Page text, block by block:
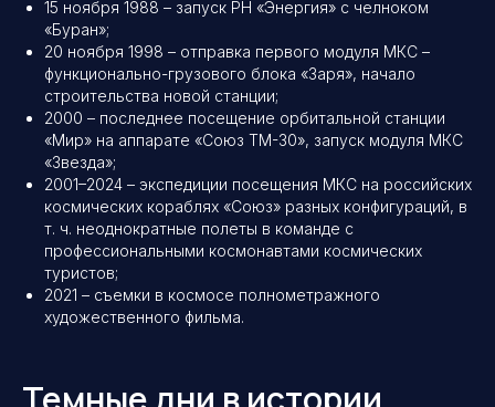
15 ноября 1988 – запуск РН «Энергия» с челноком
«Буран»;
20 ноября 1998 – отправка первого модуля МКС –
функционально-грузового блока «Заря», начало
строительства новой станции;
2000 – последнее посещение орбитальной станции
«Мир» на аппарате «Союз ТМ-30», запуск модуля МКС
«Звезда»;
2001–2024 – экспедиции посещения МКС на российских
космических кораблях «Союз» разных конфигураций, в
т. ч. неоднократные полеты в команде с
профессиональными космонавтами космических
туристов;
2021 – съемки в космосе полнометражного
художественного фильма.